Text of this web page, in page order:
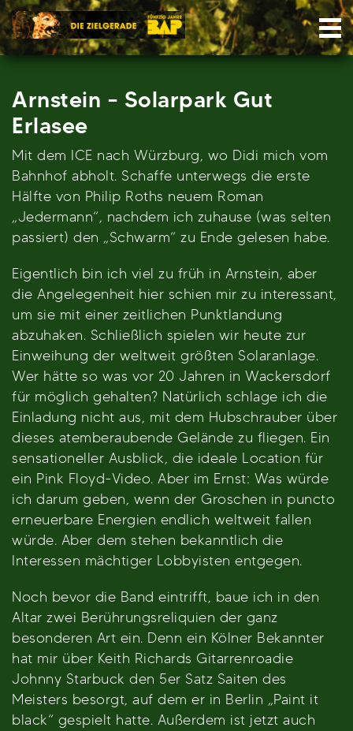
Skip
to
content
Arnstein – Solarpark Gut
Erlasee
Mit dem ICE nach Würzburg, wo Didi mich vom
Bahnhof abholt. Schaffe unterwegs die erste
Hälfte von Philip Roths neuem Roman
„Jedermann“, nachdem ich zuhause (was selten
passiert) den „Schwarm“ zu Ende gelesen habe.
Eigentlich bin ich viel zu früh in Arnstein, aber
die Angelegenheit hier schien mir zu interessant,
um sie mit einer zeitlichen Punktlandung
abzuhaken. Schließlich spielen wir heute zur
Einweihung der weltweit größten Solaranlage.
Wer hätte so was vor 20 Jahren in Wackersdorf
für möglich gehalten? Natürlich schlage ich die
Einladung nicht aus, mit dem Hubschrauber über
dieses atemberaubende Gelände zu fliegen. Ein
sensationeller Ausblick, die ideale Location für
ein Pink Floyd-Video. Aber im Ernst: Was würde
ich darum geben, wenn der Groschen in puncto
erneuerbare Energien endlich weltweit fallen
würde. Aber dem stehen bekanntlich die
Interessen mächtiger Lobbyisten entgegen.
Noch bevor die Band eintrifft, baue ich in den
Altar zwei Berührungsreliquien der ganz
besonderen Art ein. Denn ein Kölner Bekannter
hat mir über Keith Richards Gitarrenroadie
Johnny Starbuck den 5er Satz Saiten des
Meisters besorgt, auf dem er in Berlin „Paint it
black“ gespielt hatte. Außerdem ist jetzt auch